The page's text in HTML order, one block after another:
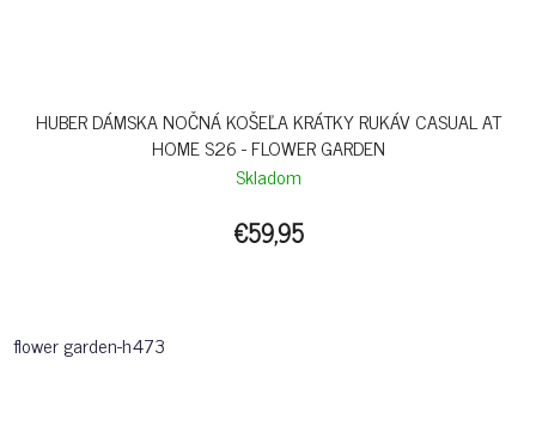
HUBER DÁMSKA NOČNÁ KOŠEĽA KRÁTKY RUKÁV CASUAL AT
HOME S26 - FLOWER GARDEN
Skladom
€59,95
flower garden-h473